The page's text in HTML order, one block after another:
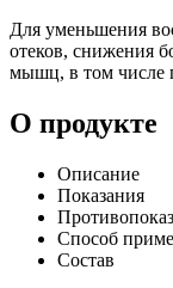
Для уменьшения
отеков, снижения
мышц, в том числе
О продукте
Описание
Показания
Способ
Состав